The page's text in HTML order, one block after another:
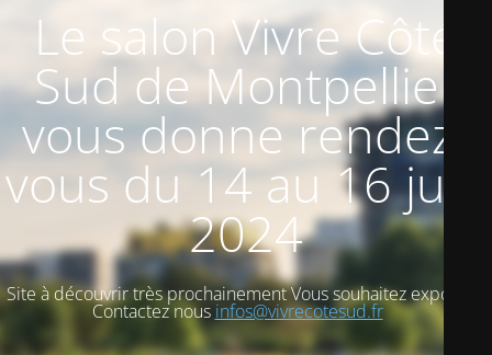
Le salon Vivre Côté
Sud de Montpellier
vous donne rendez-
vous du 14 au 16 juin
2024
Site à découvrir très prochainement Vous souhaitez exposer ?
Contactez nous infos@vivrecotesud.fr